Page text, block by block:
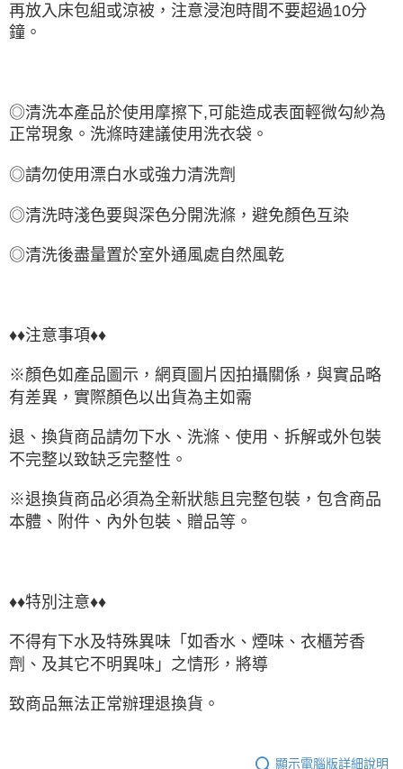
再放入床包組或涼被，注意浸泡時間不要超過10分
鐘。
◎清洗本產品於使用摩擦下,可能造成表面輕微勾紗為
正常現象。洗滌時建議使用洗衣袋。
◎請勿使用漂白水或強力清洗劑
◎清洗時淺色要與深色分開洗滌，避免顏色互染
◎清洗後盡量置於室外通風處自然風乾
♦♦注意事項♦♦
※顏色如產品圖示，網頁圖片因拍攝關係，與實品略
有差異，實際顏色以出貨為主如需
退、換貨商品請勿下水、洗滌、使用、拆解或外包裝
不完整以致缺乏完整性。
※退換貨商品必須為全新狀態且完整包裝，包含商品
本體、附件、內外包裝、贈品等。
♦♦特別注意♦♦
不得有下水及特殊異味「如香水、煙味、衣櫃芳香
劑、及其它不明異味」之情形，將導
致商品無法正常辦理退換貨。
顯示電腦版詳細說明